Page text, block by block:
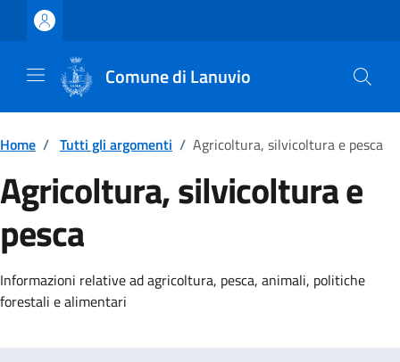
Vai ai contenuti
Vai al footer
Comune di Lanuvio
Home / Tutti gli argomenti / Agricoltura, silvicoltura e pesca
Agricoltura, silvicoltura e
pesca
Dettagli della notizia
Informazioni relative ad agricoltura, pesca, animali, politiche
forestali e alimentari